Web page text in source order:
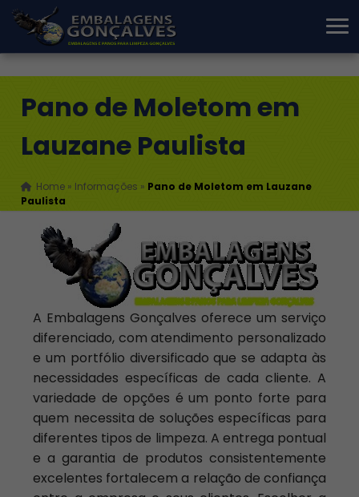
Pano de Moletom em
Lauzane Paulista
Home » Informações » Pano de Moletom em Lauzane
Paulista
A Embalagens Gonçalves oferece um serviço
diferenciado, com atendimento personalizado
e um portfólio diversificado que se adapta às
necessidades específicas de cada cliente. A
variedade de opções é um ponto forte para
quem necessita de soluções específicas para
diferentes tipos de limpeza. A entrega pontual
e a garantia de produtos consistentemente
excelentes fortalecem a relação de confiança